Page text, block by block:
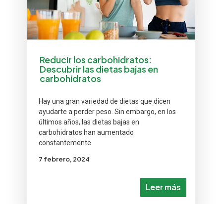
Reducir los carbohidratos:
Descubrir las dietas bajas en
carbohidratos
7 febrero, 2024
Hay una gran variedad de dietas que dicen
ayudarte a perder peso. Sin embargo, en los
últimos años, las dietas bajas en
carbohidratos han aumentado
constantemente
Leer más